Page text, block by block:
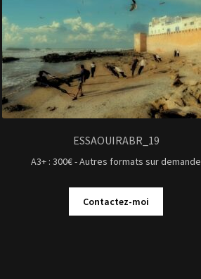
ESSAOUIRABR_19
A3+ : 300€ - Autres formats sur demande
Contactez-moi